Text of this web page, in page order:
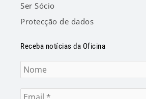
Ser Sócio
Protecção de dados
Receba notícias da Oficina